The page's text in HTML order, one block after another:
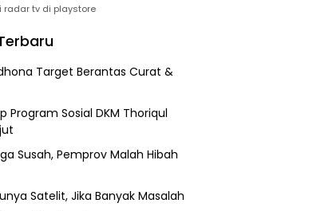
radar tv di playstore
Target Berantas Curat &
Program Sosial DKM Thoriqul
Susah, Pemprov Malah Hibah
Satelit, Jika Banyak Masalah